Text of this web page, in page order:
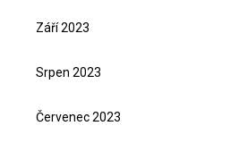
Září 2023
Srpen 2023
Červenec 2023